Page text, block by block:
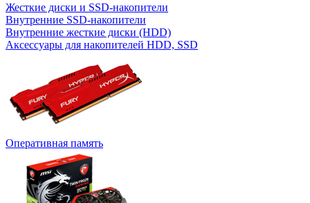
Жесткие диски и SSD-накопители
Внутренние SSD-накопители
Внутренние жесткие диски (HDD)
Аксессуары для накопителей HDD, SSD
Оперативная память